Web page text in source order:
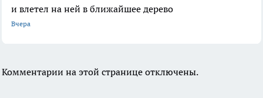
и влетел на ней в ближайшее дерево
Вчера
Комментарии на этой странице отключены.